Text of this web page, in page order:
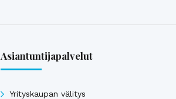
Asiantuntijapalvelut
Yrityskaupan välitys